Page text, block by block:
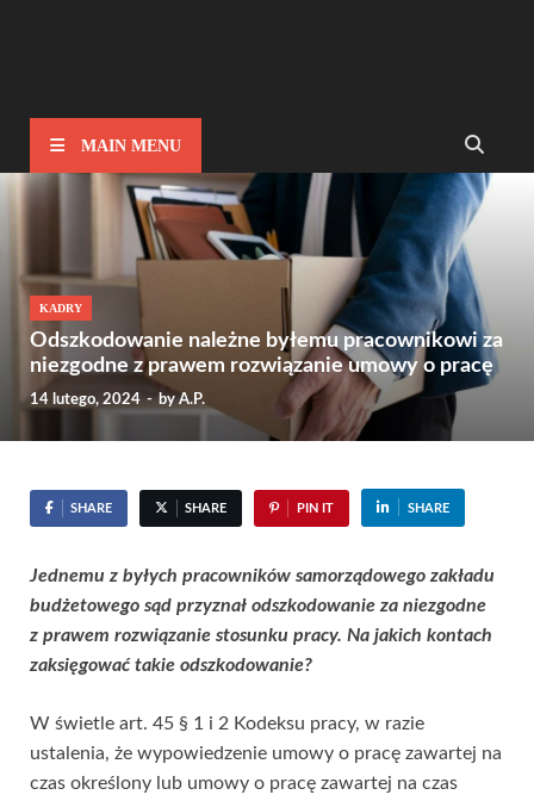
MAIN MENU
KADRY
Odszkodowanie należne byłemu pracownikowi za
niezgodne z prawem rozwiązanie umowy o pracę
14 lutego, 2024 - byA.P.
SHARE SHARE PIN IT SHARE
Jednemu z byłych pracowników samorządowego zakładu
budżetowego sąd przyznał odszkodowanie za niezgodne
z prawem rozwiązanie stosunku pracy. Na jakich kontach
zaksięgować takie odszkodowanie?
W świetle art. 45 § 1 i 2 Kodeksu pracy, w razie
ustalenia, że wypowiedzenie umowy o pracę zawartej na
czas określony lub umowy o pracę zawartej na czas